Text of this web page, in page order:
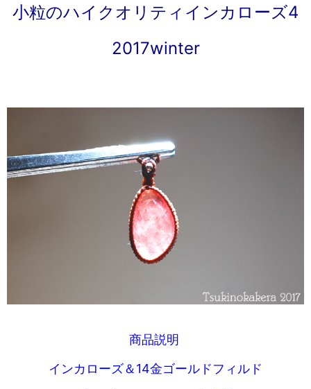
小粒のハイクオリティインカローズ4
2017winter
商品説明
インカローズ＆14金ゴールドフィルド